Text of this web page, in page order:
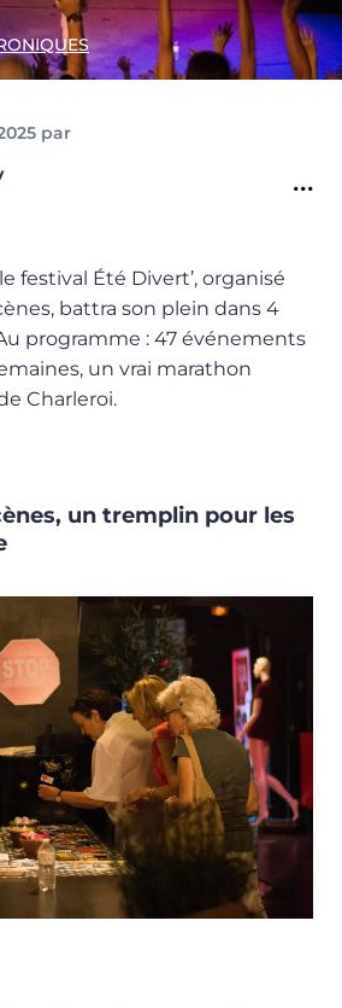
festival Été Divert’, organisé
battra son plein dans 4
programme : 47 événements
un vrai marathon
Charleroi.
un tremplin pour les
par